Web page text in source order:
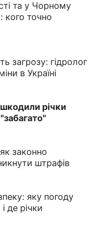
та у Чорному
кого точно
загрозу: гідролог
в Україні
річки
законно
штрафів
яку погоду
де річки